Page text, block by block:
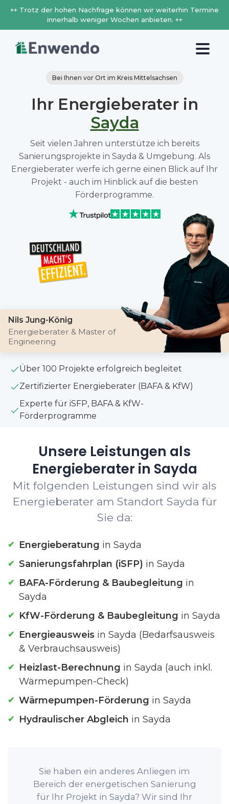
++ Trotz der hohen Nachfrage können wir weiterhin Termine
innerhalb weniger Wochen anbieten. ++
Bei Ihnen vor Ort im Kreis Mittelsachsen
Ihr Energieberater in
Sayda
Seit vielen Jahren unterstütze ich bereits
Sanierungsprojekte in Sayda & Umgebung. Als
Energieberater werfe ich gerne einen Blick auf Ihr
Projekt - auch im Hinblick auf die besten
Förderprogramme.
Nils Jung-König
Energieberater & Master of
Engineering
Über 100 Projekte erfolgreich begleitet
Zertifizierter Energieberater (BAFA & KfW)
Experte für iSFP, BAFA & KfW-
Förderprogramme
Unsere Leistungen als
Energieberater in Sayda
Mit folgenden Leistungen sind wir als
Energieberater am Standort Sayda für
Sie da:
Energieberatung in Sayda
Sanierungsfahrplan (iSFP) in Sayda
BAFA-Förderung & Baubegleitung in
Sayda
KfW-Förderung & Baubegleitung in Sayda
Energieausweis in Sayda (Bedarfsausweis
& Verbrauchsausweis)
Heizlast-Berechnung in Sayda (auch inkl.
Wärmepumpen-Check)
Wärmepumpen-Förderung in Sayda
Hydraulischer Abgleich in Sayda
Sie haben ein anderes Anliegen im
Bereich der energetischen Sanierung
für Ihr Projekt in Sayda? Wir sind Ihr